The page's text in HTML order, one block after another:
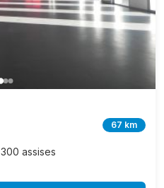
67 km
300 assises